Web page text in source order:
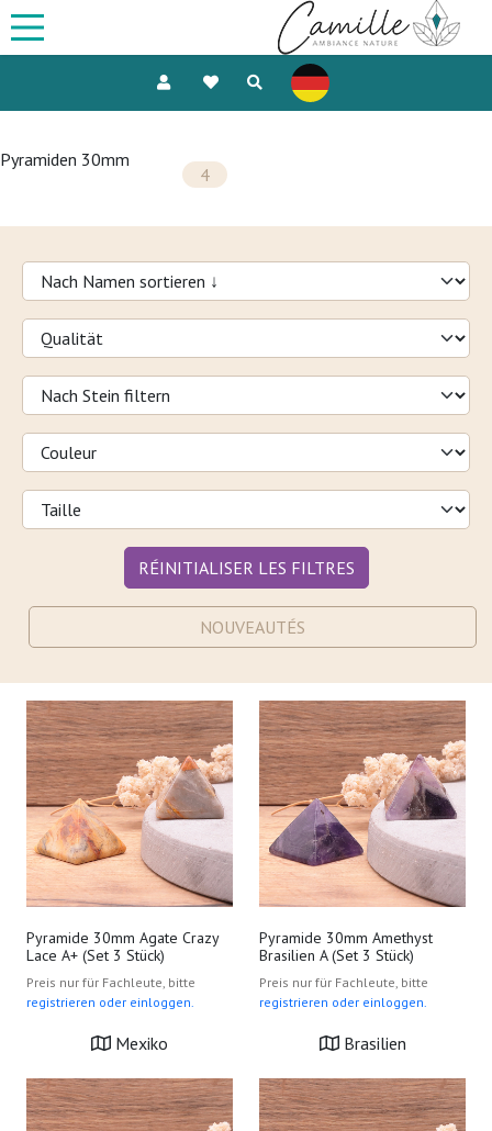
Pyramiden 30mm
4
RÉINITIALISER LES FILTRES
NOUVEAUTÉS
Pyramide 30mm Agate Crazy
Lace A+ (Set 3 Stück)
Preis nur für Fachleute, bitte
registrieren oder einloggen.
Mexiko
Pyramide 30mm Amethyst
Brasilien A (Set 3 Stück)
Preis nur für Fachleute, bitte
registrieren oder einloggen.
Brasilien